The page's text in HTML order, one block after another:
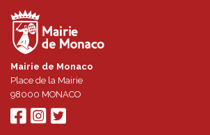
Mairie de Monaco
Place de la Mairie
98000 MONACO